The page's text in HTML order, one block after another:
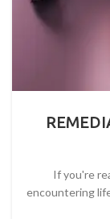
If you're
encountering